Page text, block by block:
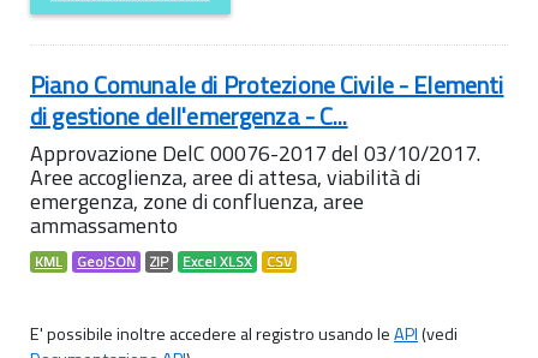
Piano Comunale di Protezione Civile - Elementi
di gestione dell'emergenza - C...
Approvazione DelC 00076-2017 del 03/10/2017.
Aree accoglienza, aree di attesa, viabilità di
emergenza, zone di confluenza, aree
ammassamento
KML GeoJSON ZIP Excel XLSX CSV
E' possibile inoltre accedere al registro usando leAPI(vedi